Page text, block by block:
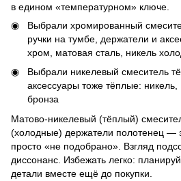
в едином «температурном» ключе.
Выбрали хромированный
ручки на тумбе, держатели и
хром, матовая сталь, никель
Выбрали никелевый смеситель
аксессуары тоже тёплые:
бронза
Матово-никелевый (тёплый)
(холодные) держатели полотенец —
просто «не подобрано». Взгляд
диссонанс. Избежать легко:
детали вместе ещё до покупки.